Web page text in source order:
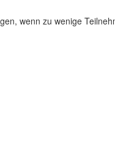
wenn zu wenige